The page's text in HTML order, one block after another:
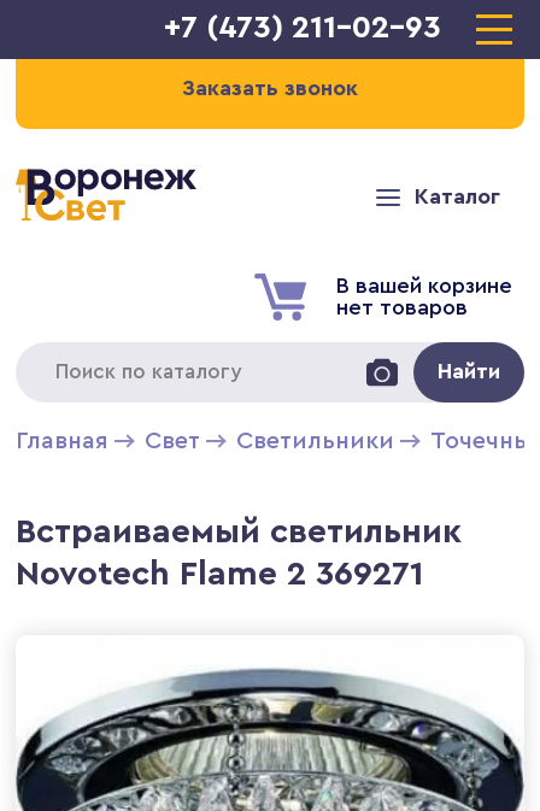
+7 (473) 211-02-93
Заказать звонок
Каталог
В вашей корзине
нет товаров
Найти
Главная Свет Светильники
Встраиваемый светильник
Novotech Flame 2 369271